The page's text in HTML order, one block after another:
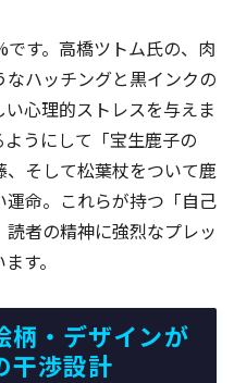
す。高橋ツトム氏の、肉
ハッチングと黒インクの
心理的ストレスを与えま
うにして「宝生鹿子の
そして松葉杖をついて鹿
命。これらが持つ「自己
者の精神に強烈なプレッ
す。
柄・デザインが
干渉設計